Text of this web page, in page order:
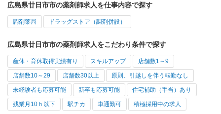
広島県廿日市市の薬剤師求人を仕事内容で探す
調剤薬局 ドラッグストア（調剤併設）
広島県廿日市市の薬剤師求人をこだわり条件で探す
産休・育休取得実績有り スキルアップ 店舗数1～9
店舗数10～29 店舗数30以上 原則、引越しを伴う転勤なし
未経験者も応募可能 新卒も応募可能 住宅補助（手当）あり
残業月10ｈ以下 駅チカ 車通勤可 積極採用中の求人